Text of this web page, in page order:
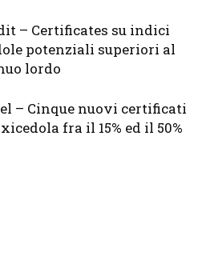
– Certificates su indici
potenziali superiori al
lordo
– Cinque nuovi certificati
fra il 15% ed il 50%